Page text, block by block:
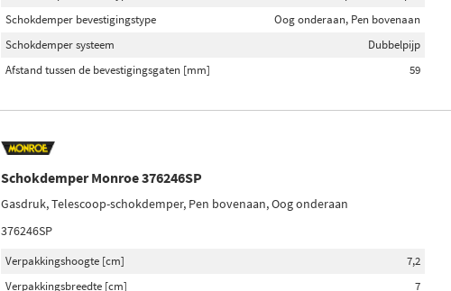
Schokdemper bevestigingstype
Oog onderaan, Pen bovenaan
Schokdemper systeem
Dubbelpijp
Afstand tussen de bevestigingsgaten [mm]
59
Schokdemper Monroe 376246SP
Gasdruk, Telescoop-schokdemper, Pen bovenaan, Oog onderaan
376246SP
Verpakkingshoogte [cm]
7,2
Verpakkingsbreedte [cm]
7